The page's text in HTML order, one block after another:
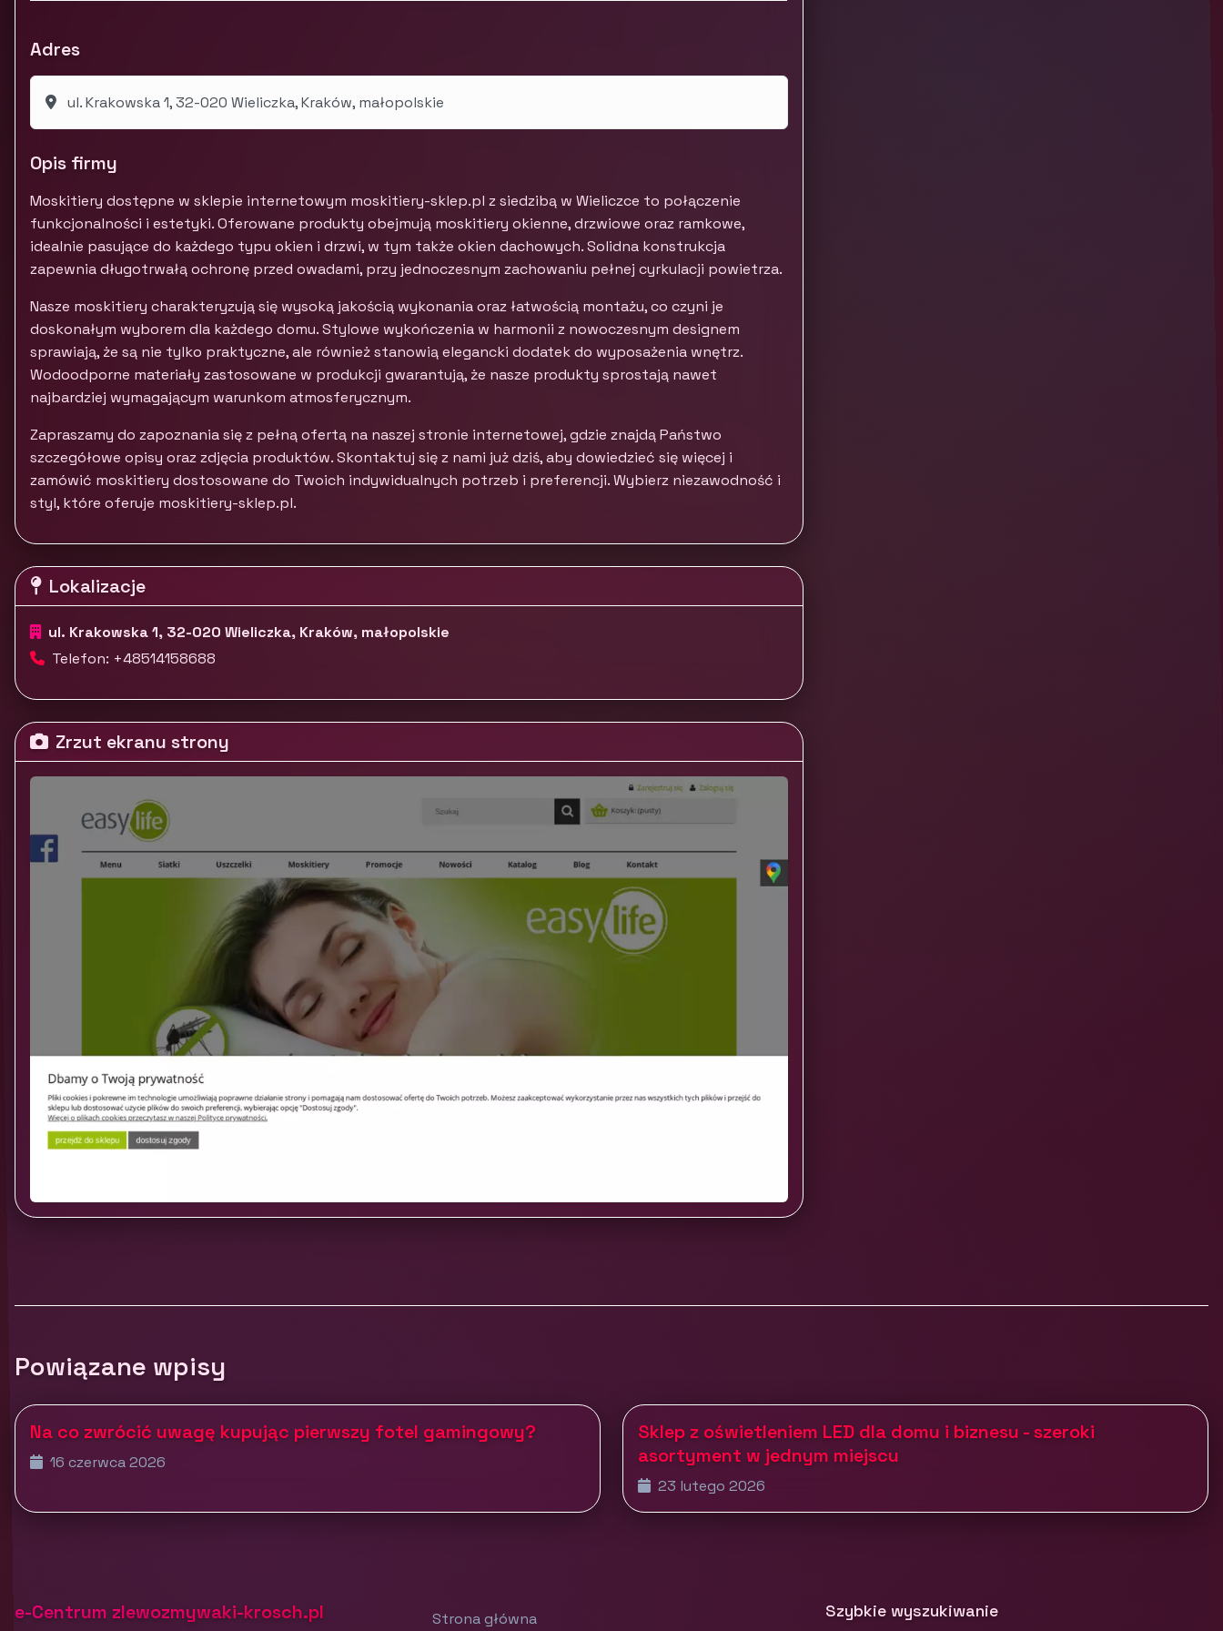
Adres
ul. Krakowska 1, 32-020 Wieliczka, Kraków, małopolskie
Opis firmy
Moskitiery dostępne w sklepie internetowym moskitiery-sklep.pl z siedzibą w Wieliczce to połączenie
funkcjonalności i estetyki. Oferowane produkty obejmują moskitiery okienne, drzwiowe oraz ramkowe,
idealnie pasujące do każdego typu okien i drzwi, w tym także okien dachowych. Solidna konstrukcja
zapewnia długotrwałą ochronę przed owadami, przy jednoczesnym zachowaniu pełnej cyrkulacji powietrza.
Nasze moskitiery charakteryzują się wysoką jakością wykonania oraz łatwością montażu, co czyni je
doskonałym wyborem dla każdego domu. Stylowe wykończenia w harmonii z nowoczesnym designem
sprawiają, że są nie tylko praktyczne, ale również stanowią elegancki dodatek do wyposażenia wnętrz.
Wodoodporne materiały zastosowane w produkcji gwarantują, że nasze produkty sprostają nawet
najbardziej wymagającym warunkom atmosferycznym.
Zapraszamy do zapoznania się z pełną ofertą na naszej stronie internetowej, gdzie znajdą Państwo
szczegółowe opisy oraz zdjęcia produktów. Skontaktuj się z nami już dziś, aby dowiedzieć się więcej i
zamówić moskitiery dostosowane do Twoich indywidualnych potrzeb i preferencji. Wybierz niezawodność i
styl, które oferuje moskitiery-sklep.pl.
Lokalizacje
ul. Krakowska 1, 32-020 Wieliczka, Kraków, małopolskie
Telefon: +48514158688
Zrzut ekranu strony
Powiązane wpisy
Na co zwrócić uwagę kupując pierwszy fotel gamingowy?
16 czerwca 2026
Sklep z oświetleniem LED dla domu i biznesu - szeroki
asortyment w jednym miejscu
23 lutego 2026
e-Centrum zlewozmywaki-krosch.pl Strona główna Szybkie wyszukiwanie